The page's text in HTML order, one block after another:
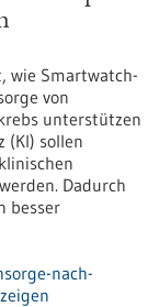
wie Smartwatch-
von
unterstützen
(KI) sollen
Dadurch
besser
nach-